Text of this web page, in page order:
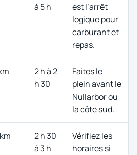
à 5 h
est l’arrêt
logique pour
carburant et
repas.
2 h à 2
h 30
Faites le
plein avant le
Nullarbor ou
la côte sud.
2 h 30
à 3 h
Vérifiez les
horaires si